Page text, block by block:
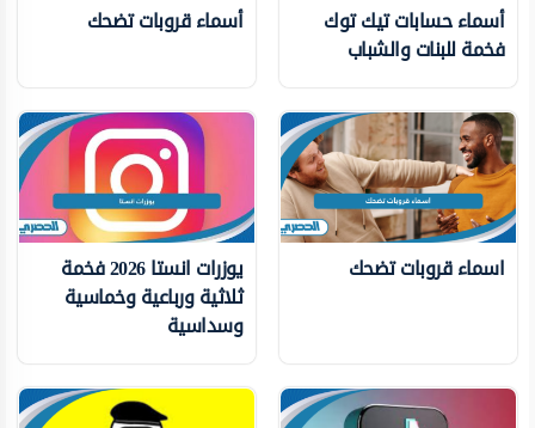
أسماء حسابات تيك توك
فخمة للبنات والشباب
أسماء قروبات تضحك
اسماء قروبات تضحك يوزرات انستا 2026 فخمة
ثلاثية ورباعية وخماسية
وسداسية